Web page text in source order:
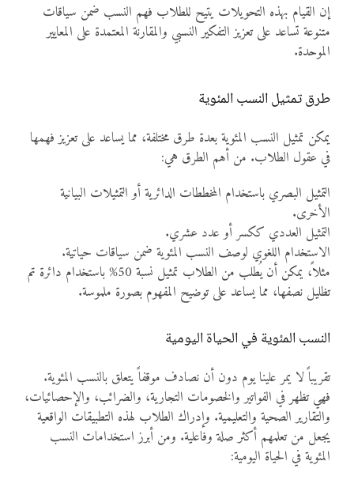
إن القيام بهذه التحويلات يتيح للطلاب فهم النسب ضمن سياقات
متنوعة تساعد على تعزيز التفكير النسبي والمقارنة المعتمدة على المعايير
الموحدة.
طرق تمثيل النسب المئوية
يمكن تمثيل النسب المئوية بعدة طرق مختلفة، مما يساعد على تعزيز فهمها
في عقول الطلاب. من أهم الطرق هي:
التمثيل البصري باستخدام المخططات الدائرية أو التمثيلات البيانية
الأخرى.
التمثيل العددي ككسر أو عدد عشري.
الاستخدام اللغوي لوصف النسب المئوية ضمن سياقات حياتية.
مثلاً، يمكن أن يُطلب من الطلاب تمثيل نسبة 50% باستخدام دائرة تم
تظليل نصفها، مما يساعد على توضيح المفهوم بصورة ملموسة.
النسب المئوية في الحياة اليومية
تقريباً لا يمر علينا يوم دون أن نصادف موقفاً يتعلق بالنسب المئوية.
فهي تظهر في الفواتير والخصومات التجارية، والضرائب، والإحصائيات،
والتقارير الصحية والتعليمية. وإدراك الطلاب لهذه التطبيقات الواقعية
يجعل من تعلمهم أكثر صلة وفاعلية. ومن أبرز استخدامات النسب
المئوية في الحياة اليومية: